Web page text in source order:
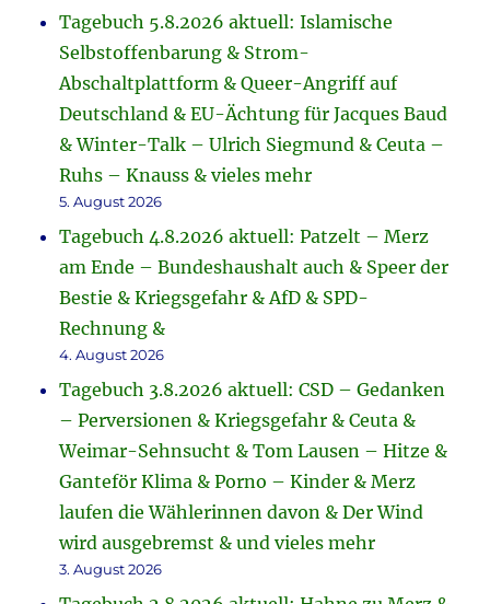
Tagebuch 5.8.2026 aktuell: Islamische
Selbstoffenbarung & Strom-
Abschaltplattform & Queer-Angriff auf
Deutschland & EU-Ächtung für Jacques Baud
& Winter-Talk – Ulrich Siegmund & Ceuta –
Ruhs – Knauss & vieles mehr
5. August 2026
Tagebuch 4.8.2026 aktuell: Patzelt – Merz
am Ende – Bundeshaushalt auch & Speer der
Bestie & Kriegsgefahr & AfD & SPD-
Rechnung &
4. August 2026
Tagebuch 3.8.2026 aktuell: CSD – Gedanken
– Perversionen & Kriegsgefahr & Ceuta &
Weimar-Sehnsucht & Tom Lausen – Hitze &
Ganteför Klima & Porno – Kinder & Merz
laufen die Wählerinnen davon & Der Wind
wird ausgebremst & und vieles mehr
3. August 2026